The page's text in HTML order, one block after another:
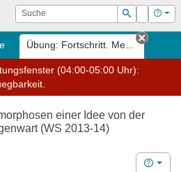
Suche
Suchen
Login Hilfe
Übung: Fortschritt. Me...
Tab
(04:00-05:00 Uhr):
einer Idee von der
(WS 2013-14)
Hilfe